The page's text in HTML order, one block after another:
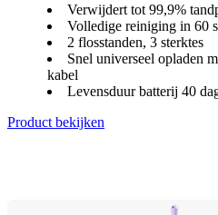
Verwijdert tot 99,9%
Volledige reiniging in 60
2 flosstanden, 3 sterktes
Snel universeel opladen
kabel
Levensduur batterij 40
Product bekijken